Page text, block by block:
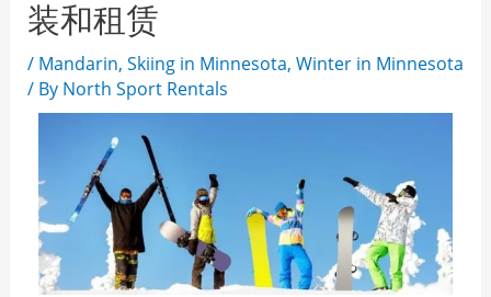
装和租赁
/ Mandarin, Skiing in Minnesota, Winter in Minnesota
/ By North Sport Rentals